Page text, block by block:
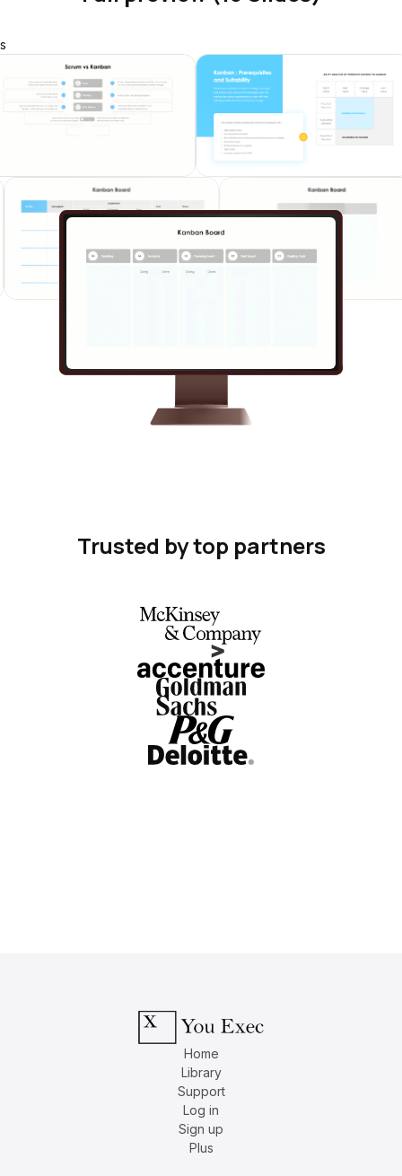
s
Trusted by top partners
Home
Library
Support
Log in
Sign up
Plus